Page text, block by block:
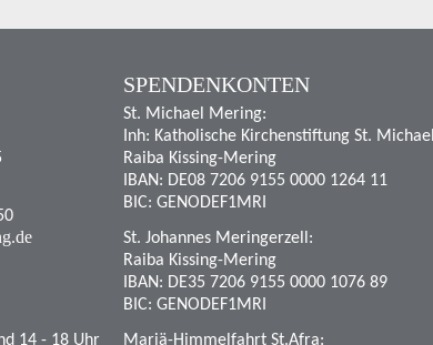
14 - 18 Uhr
SPENDENKONTEN
St. Michael Mering:
Inh: Katholische Kirchenstiftung St. Michael
Raiba Kissing-Mering
IBAN: DE08 7206 9155 0000 1264 11
BIC: GENODEF1MRI
St. Johannes Meringerzell:
Raiba Kissing-Mering
IBAN: DE35 7206 9155 0000 1076 89
BIC: GENODEF1MRI
Mariä-Himmelfahrt St.Afra: